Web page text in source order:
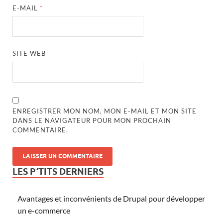
E-MAIL *
SITE WEB
ENREGISTRER MON NOM, MON E-MAIL ET MON SITE
DANS LE NAVIGATEUR POUR MON PROCHAIN
COMMENTAIRE.
LES P’TITS DERNIERS
Avantages et inconvénients de Drupal pour développer
un e-commerce